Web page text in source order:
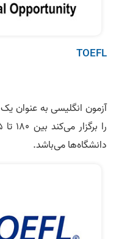
TOEFL
آزمون انگلیسی به عنوان یک
دانشگاه‌ها می‌باشد.